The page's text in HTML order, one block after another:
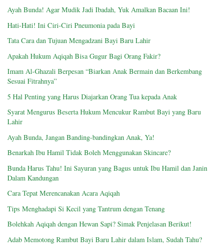
Ayah Bunda! Agar Mudik Jadi Ibadah, Yuk Amalkan Bacaan Ini!
Hati-Hati! Ini Ciri-Ciri Pneumonia pada Bayi
Tata Cara dan Tujuan Mengadzani Bayi Baru Lahir
Apakah Hukum Aqiqah Bisa Gugur Bagi Orang Fakir?
Imam Al-Ghazali Berpesan “Biarkan Anak Bermain dan Berkembang
Sesuai Fitrahnya”
5 Hal Penting yang Harus Diajarkan Orang Tua kepada Anak
Syarat Mengurus Beserta Hukum Mencukur Rambut Bayi yang Baru
Lahir
Ayah Bunda, Jangan Banding-bandingkan Anak, Ya!
Benarkah Ibu Hamil Tidak Boleh Menggunakan Skincare?
Bunda Harus Tahu! Ini Sayuran yang Bagus untuk Ibu Hamil dan Janin
Dalam Kandungan
Cara Tepat Merencanakan Acara Aqiqah
Tips Menghadapi Si Kecil yang Tantrum dengan Tenang
Bolehkah Aqiqah dengan Hewan Sapi? Simak Penjelasan Berikut!
Adab Memotong Rambut Bayi Baru Lahir dalam Islam, Sudah Tahu?